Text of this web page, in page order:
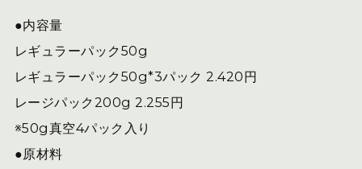
●内容量
レギュラーパック50g
レギュラーパック50g*3パック 2.420円
レージパック200g 2.255円
※50g真空4パック入り
●原材料